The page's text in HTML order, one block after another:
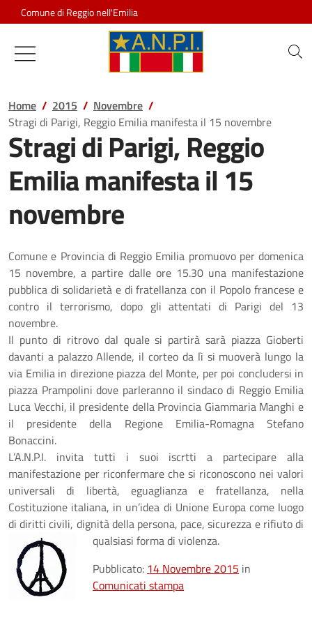
Salta al contenuto
Comune di Reggio nell'Emilia
Associazione Nazionale
Home 2015
Novembre
Stragi di Parigi, Reggio Emilia manifesta il 15 novembre
Stragi di Parigi, Reggio
Emilia manifesta il 15
novembre
Comune e Provincia di Reggio Emilia promuovo per domenica
15 novembre, a partire dalle ore 15.30 una manifestazione
pubblica di solidarietà e di fratellanza con il Popolo francese e
contro il terrorismo, dopo gli attentati di Parigi del 13
novembre.
Il punto di ritrovo dal quale si partirà sarà piazza Gioberti
davanti a palazzo Allende, il corteo da lì si muoverà lungo la
via Emilia in direzione piazza del Monte, per poi concludersi in
piazza Prampolini dove parleranno il sindaco di Reggio Emilia
Luca Vecchi, il presidente della Provincia Giammaria Manghi e
il presidente della Regione Emilia-Romagna Stefano
Bonaccini.
L’A.N.P.I. invita tutti i suoi iscrtti a partecipare alla
manifestazione per riconfermare che si riconoscono nei valori
universali di libertà, eguaglianza e fratellanza, nella
Costituzione italiana, in un’idea di Unione Europa come luogo
di diritti civili, dignità della persona, pace, sicurezza e rifiuto di
qualsiasi forma di violenza.
Pubblicato: 14 Novembre 2015 in
Comunicati stampa